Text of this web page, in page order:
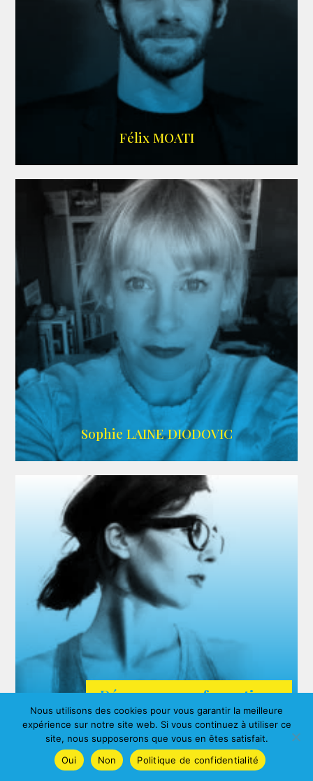
Félix MOATI
WIKIPEDIA
Sophie LAINE DIODOVIC
ARDA
Agnes ALBERNY
Découvrez nos formations
Nous utilisons des cookies pour vous garantir la meilleure
expérience sur notre site web. Si vous continuez à utiliser ce
site, nous supposerons que vous en êtes satisfait.
Oui
Non Politique de confidentialité